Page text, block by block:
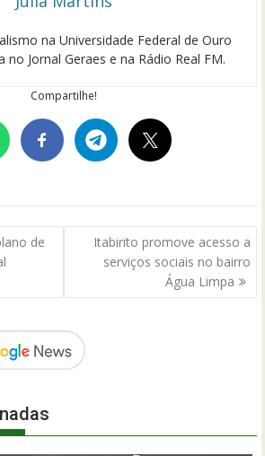
na Universidade Federal de Ouro
no Jornal Geraes e na Rádio Real FM.
Compartilhe!
de
Itabirito promove acesso a
serviços sociais no bairro
Água Limpa